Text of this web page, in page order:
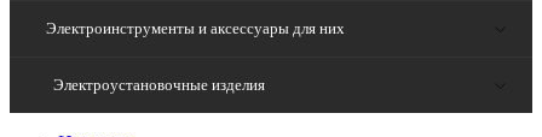
Электроинструменты и аксессуары для них
Электроустановочные изделия